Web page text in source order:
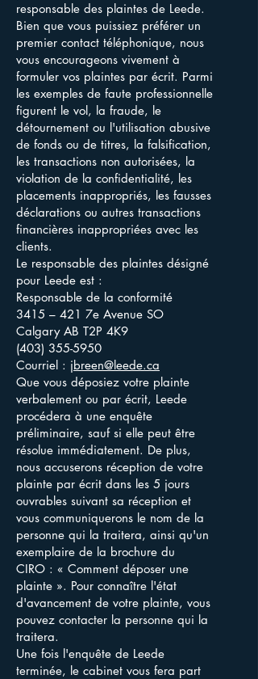
responsable des plaintes de Leede.
Bien que vous puissiez préférer un
premier contact téléphonique, nous
vous encourageons vivement à
formuler vos plaintes par écrit. Parmi
les exemples de faute professionnelle
figurent le vol, la fraude, le
détournement ou l'utilisation abusive
de fonds ou de titres, la falsification,
les transactions non autorisées, la
violation de la confidentialité, les
placements inappropriés, les fausses
déclarations ou autres transactions
financières inappropriées avec les
clients.
Le responsable des plaintes désigné
pour Leede est :
Responsable de la conformité
3415 – 421 7e Avenue SO
Calgary AB T2P 4K9
(403) 355-5950
Courriel : jbreen@leede.ca
Que vous déposiez votre plainte
verbalement ou par écrit, Leede
procédera à une enquête
préliminaire, sauf si elle peut être
résolue immédiatement. De plus,
nous accuserons réception de votre
plainte par écrit dans les 5 jours
ouvrables suivant sa réception et
vous communiquerons le nom de la
personne qui la traitera, ainsi qu'un
exemplaire de la brochure du
CIRO : « Comment déposer une
plainte ». Pour connaître l'état
d'avancement de votre plainte, vous
pouvez contacter la personne qui la
traitera.
Une fois l'enquête de Leede
terminée, le cabinet vous fera part